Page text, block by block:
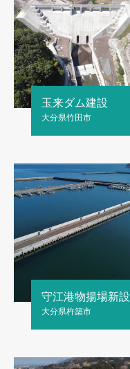
玉来ダム建設
大分県竹田市
守江港物揚場新設
大分県杵築市